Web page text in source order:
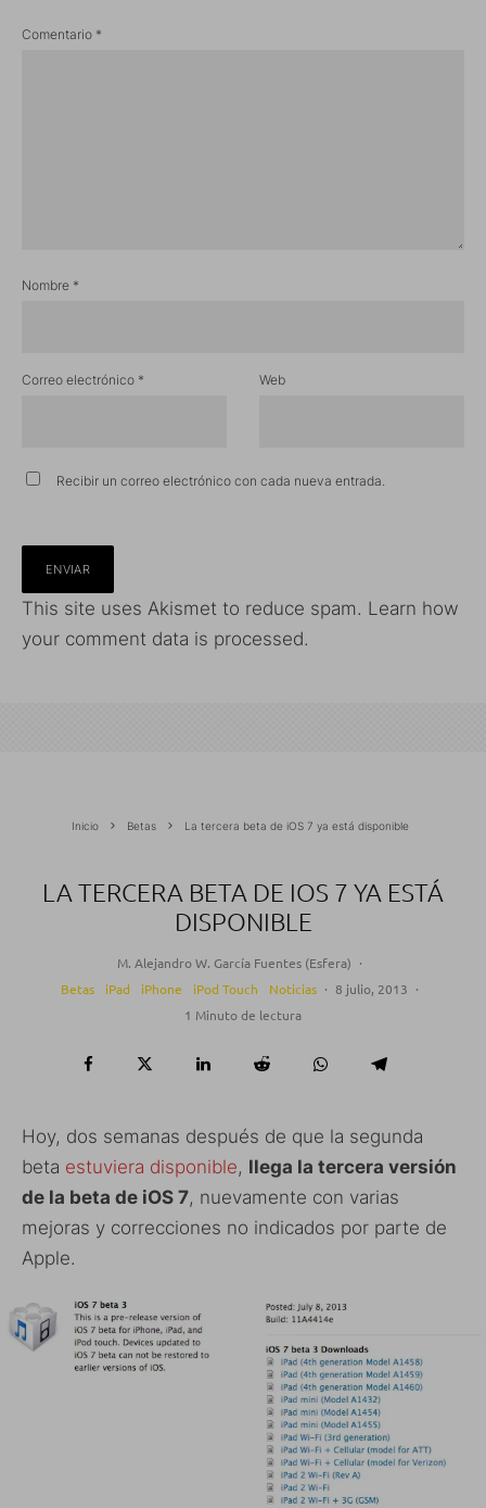
Comentario *
Nombre *
Correo electrónico * Web
Recibir un correo electrónico con cada nueva entrada.
This site uses Akismet to reduce spam. Learn how
your comment data is processed.
Inicio Betas La tercera beta de iOS 7 ya está disponible
LA TERCERA BETA DE IOS 7 YA ESTÁ
DISPONIBLE
M. Alejandro W. García Fuentes (Esfera) ·
Betas
iPad iPhone iPod Touch Noticias · 8 julio, 2013 ·
1 Minuto de lectura
Hoy, dos semanas después de que la segunda
beta estuviera disponible, llega la tercera versión
de la beta de iOS 7, nuevamente con varias
mejoras y correcciones no indicados por parte de
Apple.